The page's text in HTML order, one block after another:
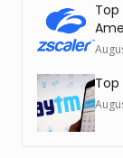
Top